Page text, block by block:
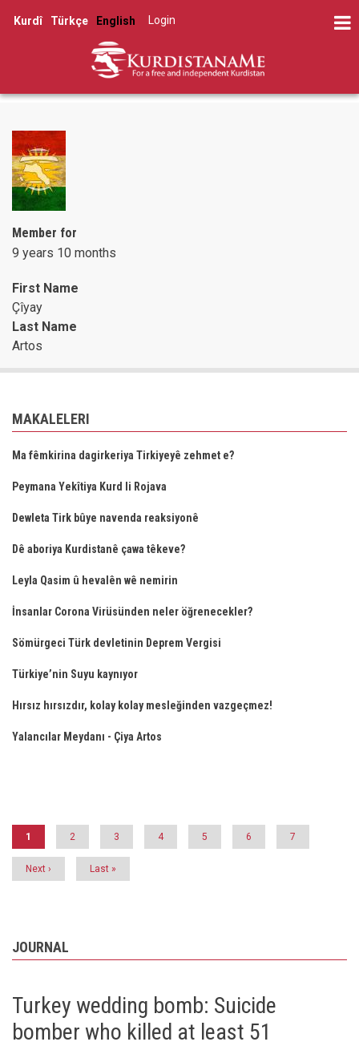
Kurdî Türkçe English
account
menu
Log in
Member for
9 years 10 months
First Name
Çîyay
Last Name
Artos
MAKALELERI
Ma fêmkirina dagirkeriya Tirkiyeyê zehmet e?
Peymana Yekîtiya Kurd li Rojava
Dewleta Tirk bûye navenda reaksiyonê
Dê aboriya Kurdistanê çawa têkeve?
Leyla Qasim û hevalên wê nemirin
İnsanlar Corona Virüsünden neler öğrenecekler?
Sömürgeci Türk devletinin Deprem Vergisi
Türkiye’nin Suyu kaynıyor
Hırsız hırsızdır, kolay kolay mesleğinden vazgeçmez!
Yalancılar Meydanı - Çiya Artos
Current
page
1 Page
2 Page
3 Page
4 Page
5 Page
6 Page
7
Next
page
Next ›
Last
page
Last »
JOURNAL
Turkey wedding bomb: Suicide
bomber who killed at least 51